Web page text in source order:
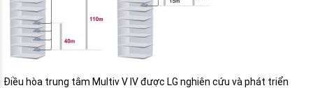
Điều hòa trung tâm Multiv V IV được LG nghiên cứu và phát triển